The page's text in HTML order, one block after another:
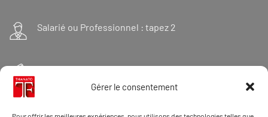
Gérer le consentement
Salarié ou Professionnel : tapez 2
Financeur : tapez 3
Et « 98 » pour une formation Thanatopraxie